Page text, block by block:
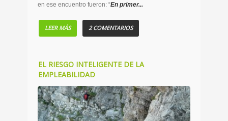
en ese encuentro fueron: “En primer...
LEER MÁS 2 COMENTARIOS
EL RIESGO INTELIGENTE DE LA
EMPLEABILIDAD